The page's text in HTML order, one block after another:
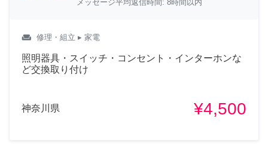
メッセージ平均返信時間: 8時間以内
weekend 修理・組立 ▸ 家電
照明器具・スイッチ・コンセント・インターホンな
ど交換取り付け
神奈川県 ¥4,500